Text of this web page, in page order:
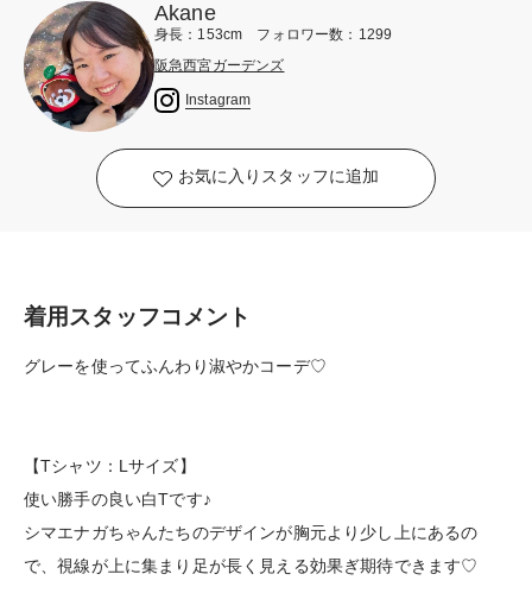
Akane
身長：153cm フォロワー数：1299
阪急西宮ガーデンズ
Instagram
お気に入りスタッフに追加
着用スタッフコメント
グレーを使ってふんわり淑やかコーデ♡
【Tシャツ：Lサイズ】
使い勝手の良い白Tです♪
シマエナガちゃんたちのデザインが胸元より少し上にあるの
で、視線が上に集まり足が長く見える効果ぎ期待できます♡